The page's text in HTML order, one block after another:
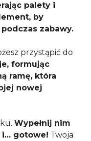
palety i
by
zabawy.
przystąpić do
je, formując
ramę, która
nowej
Wypełnij nim
i… gotowe! Twoja